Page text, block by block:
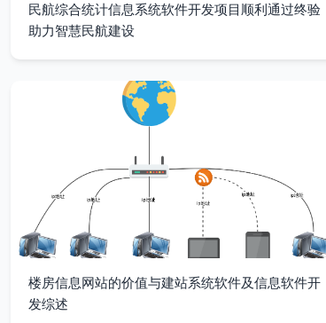
民航综合统计信息系统软件开发项目顺利通过终验
助力智慧民航建设
楼房信息网站的价值与建站系统软件及信息软件开
发综述